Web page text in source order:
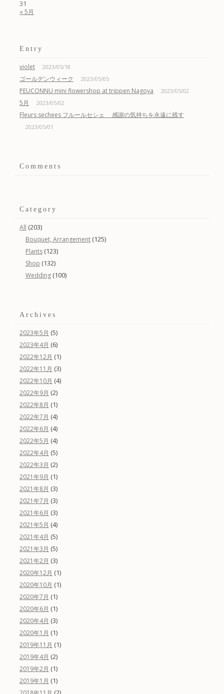
31
« 5月
Entry
violet 2023/05/18
ゴールデンウィーク 2023/05/05
PEUCONNU mini flowershop at trippen Nagoya 2023/05/02
5月 2023/05/02
Fleurs sechees フルールセシェ 感謝の気持ちを永遠に残す
2023/05/01
Comments
Category
All (203)
Bouquet, Arrangement (125)
Plants (123)
Shop (132)
Wedding (100)
Archives
2023年5月 (5)
2023年4月 (6)
2022年12月 (1)
2022年11月 (3)
2022年10月 (4)
2022年9月 (2)
2022年8月 (1)
2022年7月 (4)
2022年6月 (4)
2022年5月 (4)
2022年4月 (5)
2022年3月 (2)
2021年9月 (1)
2021年8月 (3)
2021年7月 (3)
2021年6月 (3)
2021年5月 (4)
2021年4月 (5)
2021年3月 (5)
2021年2月 (3)
2020年12月 (1)
2020年10月 (1)
2020年7月 (1)
2020年6月 (1)
2020年4月 (3)
2020年1月 (1)
2019年11月 (1)
2019年4月 (2)
2019年2月 (1)
2019年1月 (1)